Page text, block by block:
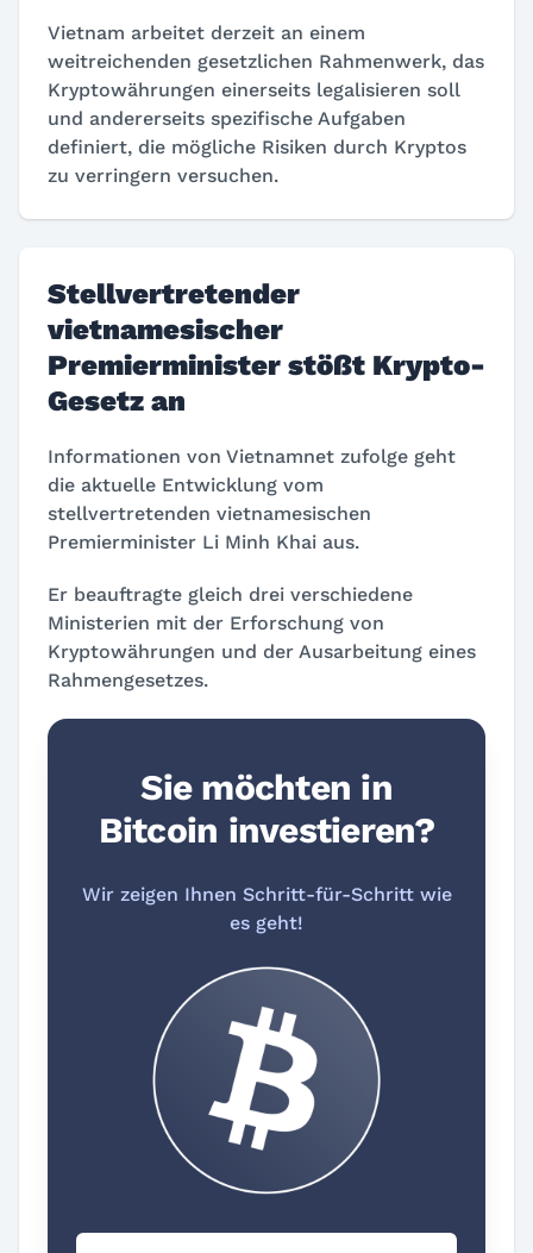
Vietnam arbeitet derzeit an einem
weitreichenden gesetzlichen Rahmenwerk, das
Kryptowährungen einerseits legalisieren soll
und andererseits spezifische Aufgaben
definiert, die mögliche Risiken durch Kryptos
zu verringern versuchen.
Stellvertretender
vietnamesischer
Premierminister stößt Krypto-
Gesetz an
Informationen von Vietnamnet zufolge geht
die aktuelle Entwicklung vom
stellvertretenden vietnamesischen
Premierminister Li Minh Khai aus.
Er beauftragte gleich drei verschiedene
Ministerien mit der Erforschung von
Kryptowährungen und der Ausarbeitung eines
Rahmengesetzes.
Sie möchten in
Bitcoin investieren?
Wir zeigen Ihnen Schritt-für-Schritt wie
es geht!